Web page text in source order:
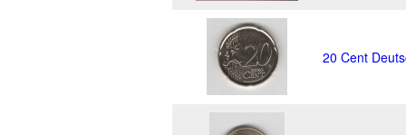
20 Cent